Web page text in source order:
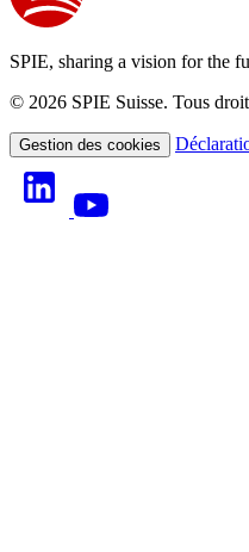
SPIE, sharing a vision for the
© 2026 SPIE Suisse. Tous
Gestion des cookies